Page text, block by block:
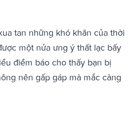
tan những khó khăn của thời
một nửa ưng ý thất lạc bấy
điềm báo cho thấy bạn bị
nên gấp gáp mà mắc càng